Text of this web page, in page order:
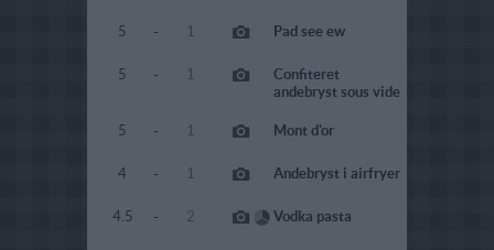
5 - 1 Pad see ew
5 - 1
Confiteret
andebryst sous vide
5 - 1 Mont d'or
4 - 1 Andebryst i airfryer
4.5 - 2 Vodka pasta